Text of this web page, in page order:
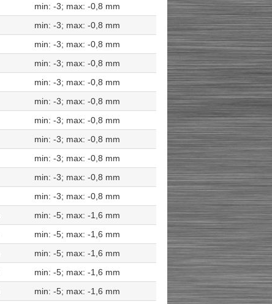
min: -3; max: -0,8 mm
min: -3; max: -0,8 mm
min: -3; max: -0,8 mm
min: -3; max: -0,8 mm
min: -3; max: -0,8 mm
min: -3; max: -0,8 mm
min: -3; max: -0,8 mm
min: -3; max: -0,8 mm
min: -3; max: -0,8 mm
min: -3; max: -0,8 mm
min: -3; max: -0,8 mm
min: -5; max: -1,6 mm
min: -5; max: -1,6 mm
min: -5; max: -1,6 mm
min: -5; max: -1,6 mm
min: -5; max: -1,6 mm